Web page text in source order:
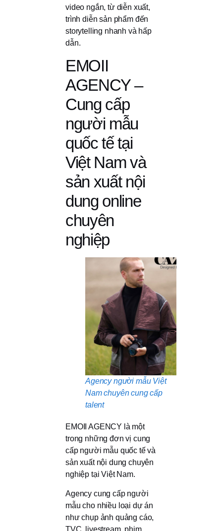
video ngắn, từ diễn xuất,
trình diễn sản phẩm đến
storytelling nhanh và hấp
dẫn.
EMOII
AGENCY –
Cung cấp
người mẫu
quốc tế tại
Việt Nam và
sản xuất nội
dung online
chuyên
nghiệp
Agency người mẫu Việt
Nam chuyên cung cấp
talent
EMOII AGENCY là một
trong những đơn vị cung
cấp người mẫu quốc tế và
sản xuất nội dung chuyên
nghiệp tại Việt Nam.
Agency cung cấp người
mẫu cho nhiều loại dự án
như chụp ảnh quảng cáo,
TVC, livestream, phim